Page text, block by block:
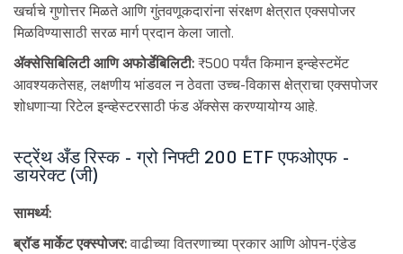
खर्चाचे गुणोत्तर मिळते आणि गुंतवणूकदारांना संरक्षण क्षेत्रात एक्सपोजर
मिळविण्यासाठी सरळ मार्ग प्रदान केला जातो.
ॲक्सेसिबिलिटी आणि अफोर्डेबिलिटी: ₹500 पर्यंत किमान इन्व्हेस्टमेंट
आवश्यकतेसह, लक्षणीय भांडवल न ठेवता उच्च-विकास क्षेत्राचा एक्सपोजर
शोधणाऱ्या रिटेल इन्व्हेस्टरसाठी फंड ॲक्सेस करण्यायोग्य आहे.
स्ट्रेंथ अँड रिस्क - ग्रो निफ्टी 200 ETF एफओएफ -
डायरेक्ट (जी)
सामर्थ्य:
ब्रॉड मार्केट एक्स्पोजर: वाढीच्या वितरणाच्या प्रकार आणि ओपन-एंडेड